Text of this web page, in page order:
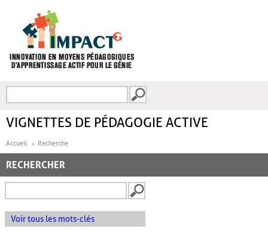
FORMULAIRE DE
VIGNETTES DE PÉDAGOGIE ACTIVE
Accueil Recherche
RECHERCHER
Voir tous les mots-clés